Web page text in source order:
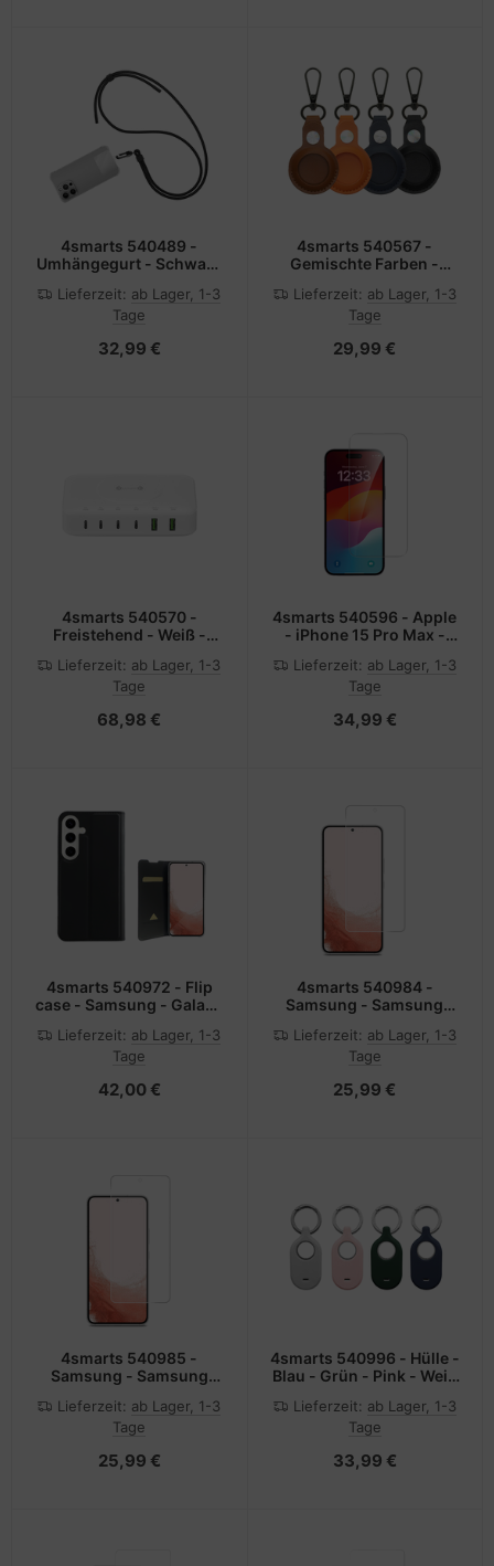
4smarts 540489 -
Umhängegurt - Schwarz
Kunststoff - Universal -
Kunststoff - 1 Stück(e)
Lieferzeit: ab Lager, 1-3
Tage
32,99 €
4smarts 540567 -
Gemischte Farben -
- 50 g - 4 Stück(e) - 95
mm - 105 mm
Lieferzeit: ab Lager, 1-3
Tage
29,99 €
4smarts 540570 -
Freistehend - Weiß -
240 V - 50/60 Hz
Lieferzeit: ab Lager, 1-3
Tage
68,98 €
4smarts 540596 - Apple
- iPhone 15 Pro Max -
Kratzresistent -
Transparent - 1 Stück(e)
Lieferzeit: ab Lager, 1-3
Tage
34,99 €
4smarts 540972 - Flip
case - Samsung - Galaxy
Schwarz
Lieferzeit: ab Lager, 1-3
Tage
42,00 €
4smarts 540984 -
Samsung - Samsung
- Fallbeständig -
Schlagfest -
Transparent - 1 Stück(e)
Lieferzeit: ab Lager, 1-3
Tage
25,99 €
4smarts 540985 -
Samsung - Samsung
Kugelsicher -
Fallbeständig -
Kratzresistent -
Lieferzeit: ab Lager, 1-3
Tage
25,99 €
4smarts 540996 - Hülle -
Blau - Grün - Pink - Weiß
Silikon - Stoßfest -
Kratzresistent -
Samsung Galaxy
Lieferzeit: ab Lager, 1-3
Tage
33,99 €